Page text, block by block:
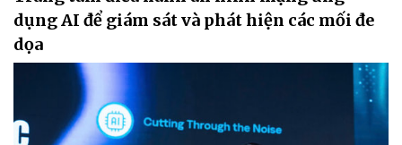
dụng AI để giám sát và phát hiện các mối đe
dọa